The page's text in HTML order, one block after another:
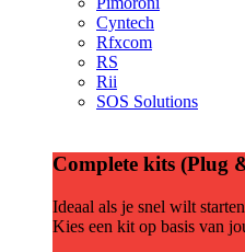
Cyntech
Rfxcom
RS
Rii
SOS Solutions
Complete kits (Plug
Ideaal als je snel wilt
Kies een kit op basis van